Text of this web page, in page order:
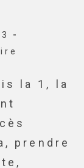
la 1, la
prendre